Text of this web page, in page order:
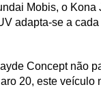
Mobis, o
adapta-se a
Concept não
20, este